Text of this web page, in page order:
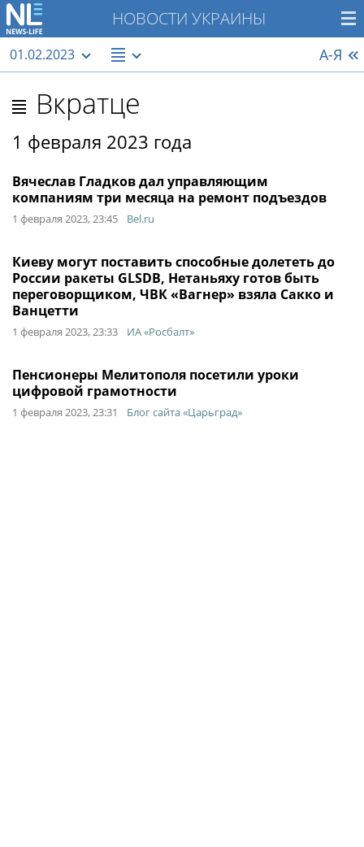
НОВОСТИ УКРАИНЫ
01.02.2023 А-Я
Вкратце
1 февраля 2023 года
Вячеслав Гладков дал управляющим
компаниям три месяца на ремонт подъездов
1 февраля 2023, 23:45 Bel.ru
Киеву могут поставить способные долететь до
России ракеты GLSDB, Нетаньяху готов быть
переговорщиком, ЧВК «Вагнер» взяла Сакко и
Ванцетти
1 февраля 2023, 23:33 ИА «Росбалт»
Пенсионеры Мелитополя посетили уроки
цифровой грамотности
1 февраля 2023, 23:31 Блог сайта «Царьград»